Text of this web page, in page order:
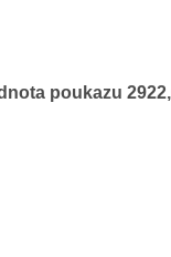
poukazu